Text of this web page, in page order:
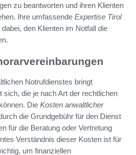
zu beantworten und ihren Klienten
Ihre umfassende Expertise Tirol
den Klienten im Notfall die
Notrufdienstes bringt
sich, die je nach Art der rechtlichen
Die Kosten anwaltlicher
die Grundgebühr für den Dienst
für die Beratung oder Vertretung
Verständnis dieser Kosten ist für
um finanziellen